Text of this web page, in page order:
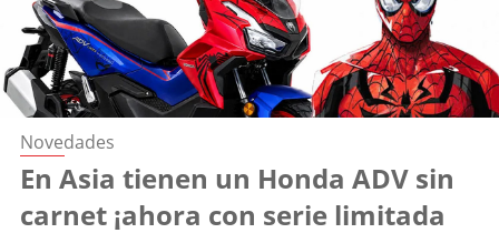
Novedades
En Asia tienen un Honda ADV sin
carnet ¡ahora con serie limitada